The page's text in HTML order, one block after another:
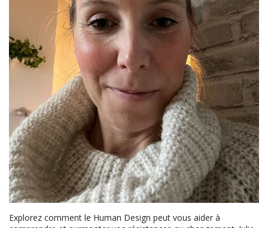
Explorez comment le Human Design peut vous aider à